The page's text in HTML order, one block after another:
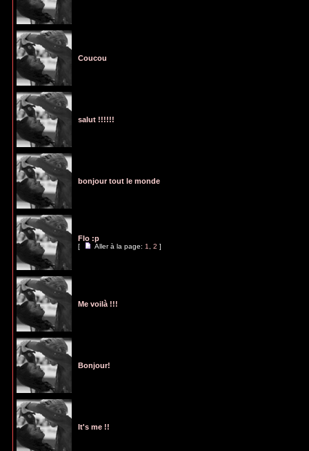
Coucou
salut !!!!!!
bonjour tout le monde
Flo :p
[ Aller à la page: 1 2 ]
Me voilà !!!
Bonjour!
It's me !!